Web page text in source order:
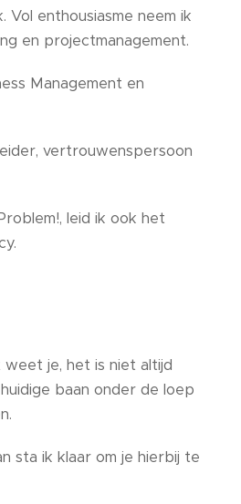
enthousiasme neem ik
en projectmanagement.
Management en
vertrouwenspersoon
leid ik ook het
je, het is niet altijd
baan onder de loep
sta ik klaar om je hierbij te